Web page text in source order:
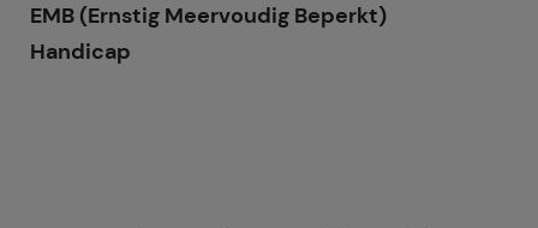
EMB (Ernstig Meervoudig Beperkt)
Handicap